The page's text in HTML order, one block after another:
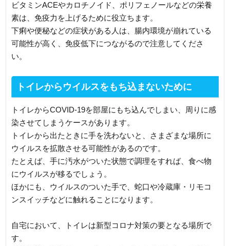
ビタミンACEやカロチノイド、ポリフェノールなどの栄養
素は、免疫力を上げるために役立ちます。
下痢や便秘などの症状がある人は、腸内環境が崩れている
可能性が高く、免疫低下につながるので注意してくださ
い。
トイレからウイルスをもち込まないために
トイレからCOVID-19を部屋にもち込んでしまい、周りに感
染させてしまうケースがあります。
トイレから出たときに手を洗わないと、さまざまな場所に
ウイルスを拡散させる可能性があるのです。
たとえば、手に汚水がついた状態で調理をすれば、食べ物
にウイルスが移るでしょう。
ほかにも、ウイルスのついた手で、蛇口や冷蔵庫・リモコ
ンスイッチなどに触れることになります。
自宅において、トイレは新型コロナ対策の要となる場所で
す。